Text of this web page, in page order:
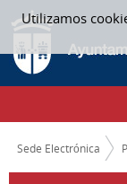
Utilizamos
Saltar al contenido
EXPEDIENTES EN
CAMINO DE MIGAS
Sede Electrónica